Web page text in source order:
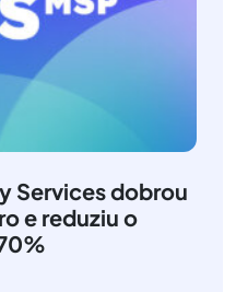
Services dobrou
e reduziu o